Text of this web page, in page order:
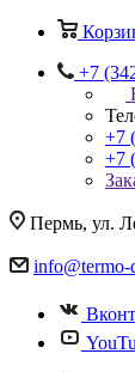
+7
+7
+7
Пермь, ул.
info@termo-